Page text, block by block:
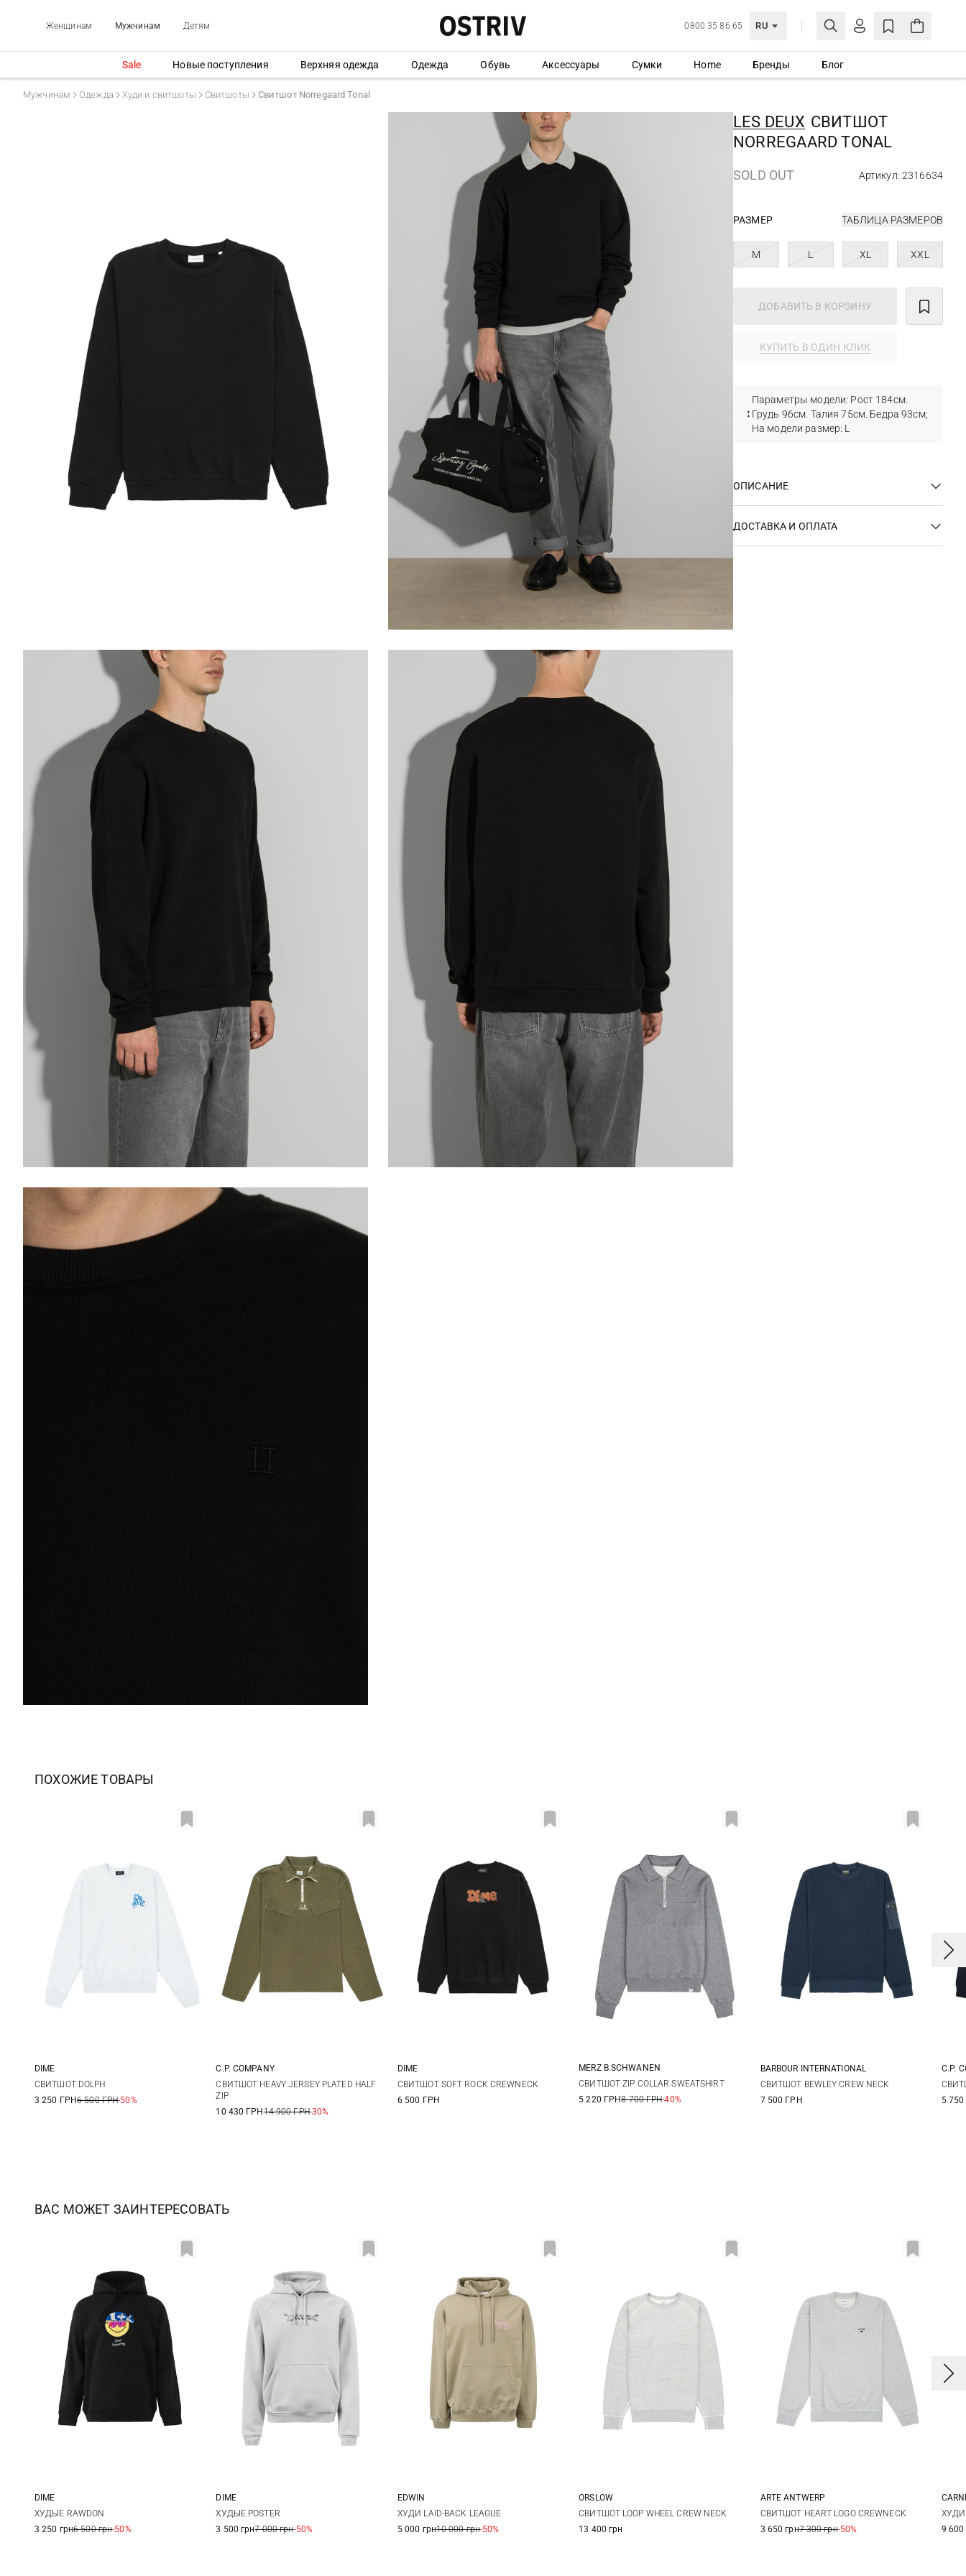
Женщинам Мужчинам Детям 0800 35 86 65 RU
ЛИЧНЫЙ КАБИНЕТ
Еще не зарегистрированы?
СОЗДАТЬ УЧЕТНУЮ ЗАПИСЬ
Sale Новые поступления Верхняя одежда Одежда Обувь Аксессуары Сумки Home Бренды Блог
Мужчинам Одежда Худи и свитшоты Свитшоты Свитшот Norregaard Tonal
LES DEUX СВИТШОТ
NORREGAARD TONAL
SOLD OUT Артикул: 2316634
РАЗМЕР ТАБЛИЦА РАЗМЕРОВ
M L XL XXL
ДОБАВИТЬ В КОРЗИНУ
КУПИТЬ В ОДИН КЛИК
Параметры модели: Рост 184см.
Грудь 96см. Талия 75см. Бедра 93см;
На модели размер: L
ОПИСАНИЕ
ДОСТАВКА И ОПЛАТА
ПОХОЖИЕ ТОВАРЫ
S M
DIME
СВИТШОТ DOLPH
3 250 ГРН6 500 ГРН-50%
M L XL XXL
C.P. COMPANY
СВИТШОТ HEAVY JERSEY PLATED HALF
ZIP
10 430 ГРН14 900 ГРН-30%
S M L
DIME
СВИТШОТ SOFT ROCK CREWNECK
6 500 ГРН
M L XL
MERZ B.SCHWANEN
СВИТШОТ ZIP COLLAR SWEATSHIRT
5 220 ГРН8 700 ГРН-40%
S M L
BARBOUR INTERNATIONAL
СВИТШОТ BEWLEY CREW NECK
7 500 ГРН
C.P.
5
ВАС МОЖЕТ ЗАИНТЕРЕСОВАТЬ
XS S
DIME
ХУДЫЕ RAWDON
3 250 грн6 500 грн-50%
S M
DIME
ХУДЫЕ POSTER
3 500 грн7 000 грн-50%
XS S M
EDWIN
ХУДИ LAID-BACK LEAGUE
5 000 грн10 000 грн-50%
2 3 4
ORSLOW
СВИТШОТ LOOP WHEEL CREW NECK
13 400 грн
S M L XL
ARTE ANTWERP
СВИТШОТ HEART LOGO CREWNECK
3 650 грн7 300 грн-50%
M
ХУДИ
9 600